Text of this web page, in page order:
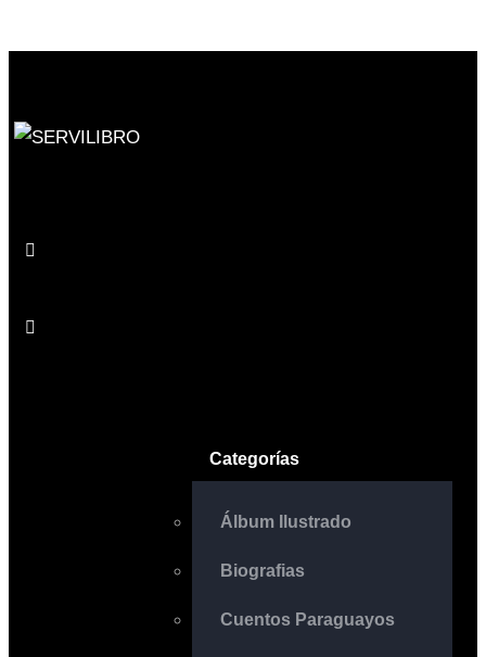
Categorías
Álbum Ilustrado
Biografias
Cuentos Paraguayos